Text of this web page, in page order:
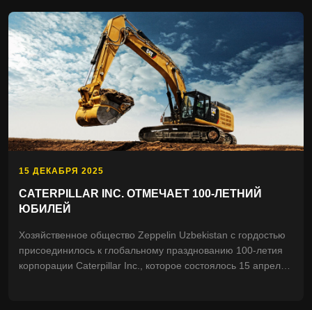
15 ДЕКАБРЯ 2025
CATERPILLAR INC. ОТМЕЧАЕТ 100-ЛЕТНИЙ
ЮБИЛЕЙ
Хозяйственное общество Zeppelin Uzbekistan с гордостью
присоединилось к глобальному празднованию 100-летия
корпорации Caterpillar Inc., которое состоялось 15 апреля